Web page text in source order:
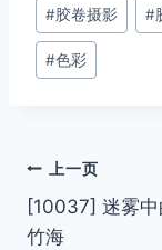
标
签：
#胶卷摄影 #
#色彩
文
章
上一页
[10037] 迷雾中
竹海